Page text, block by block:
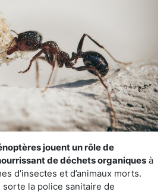
jouent un rôle de
de déchets organiques à
d’insectes et d’animaux morts.
la police sanitaire de